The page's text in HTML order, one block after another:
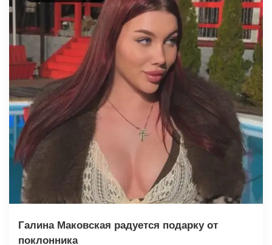
Галина Маковская радуется подарку от
поклонника